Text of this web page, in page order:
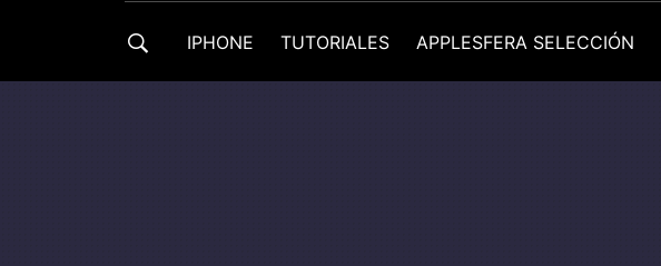
IPHONE TUTORIALES APPLESFERA SELECCIÓN